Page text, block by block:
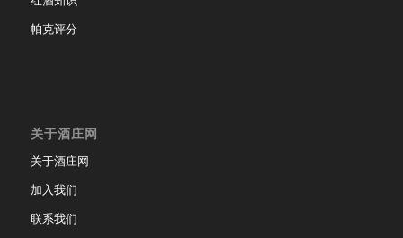
帕克评分
关于酒庄网
关于酒庄网
加入我们
联系我们